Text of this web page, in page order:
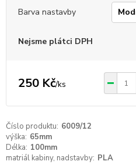
Barva nastavby
Nejsme plátci DPH
250 Kč/ks
Číslo produktu: 6009/12
výška: 65mm
Délka: 100mm
matriál kabiny, nadstavby: PLA